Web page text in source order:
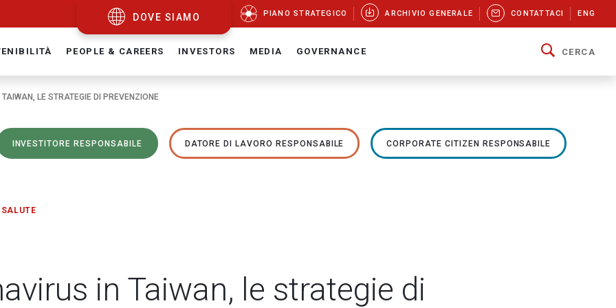
DOVE SIAMO PIANO STRATEGICO ARCHIVIO GENERALE CONTATTACI ENG
PEOPLE & CAREERS INVESTORS MEDIA GOVERNANCE CERCA
LE STRATEGIE DI PREVENZIONE
INVESTITORE RESPONSABILE DATORE DI LAVORO RESPONSABILE CORPORATE CITIZEN RESPONSABILE
SALUTE
in Taiwan, le strategie di